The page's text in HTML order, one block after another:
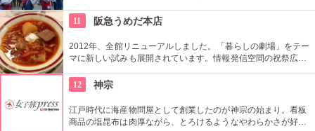
ます。劇場は2012年にリニューアル。食べ物やお土産ショップ
も充実し、お笑い以外の満足度もアップしています。
11 阪急うめだ本店
2012年、全館リニューアルしました。「暮らしの劇場」をテー
マに新しい試みも展開されています。情報発信空間の祝祭広場
した「うめだスーク」、20店以上が出店するレストラン街、シ
ョーケースがズラリと並ぶスイーツブティックストリートなど
魅力満載です。
12 神宗
江戸時代に海産物問屋として創業したのが神宗の始まり。看板
商品の塩昆布は肉厚ながら、とろけるようなやわらかさが好評